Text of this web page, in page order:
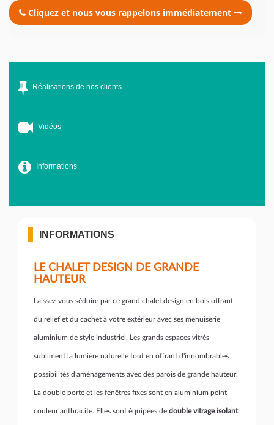
Cliquez et nous vous rappelons immédiatement
Réalisations de nos clients
Vidéos
Informations
INFORMATIONS
LE CHALET DESIGN DE GRANDE
HAUTEUR
Laissez-vous séduire par ce grand chalet design en bois offrant
du relief et du cachet à votre extérieur avec ses menuiserie
aluminium de style industriel. Les grands espaces vitrés
subliment la lumière naturelle tout en offrant d'innombrables
possibilités d'aménagements avec des parois de grande hauteur.
La double porte et les fenêtres fixes sont en aluminium peint
couleur anthracite. Elles sont équipées de double vitrage isolant